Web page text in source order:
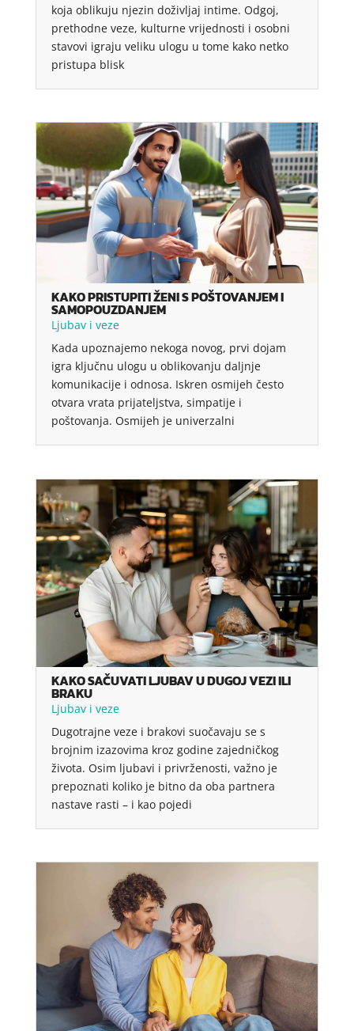
koja oblikuju njezin doživljaj intime. Odgoj,
prethodne veze, kulturne vrijednosti i osobni
stavovi igraju veliku ulogu u tome kako netko
pristupa blisk
KAKO PRISTUPITI ŽENI S POŠTOVANJEM I
SAMOPOUZDANJEM
Ljubav i veze
Kada upoznajemo nekoga novog, prvi dojam
igra ključnu ulogu u oblikovanju daljnje
komunikacije i odnosa. Iskren osmijeh često
otvara vrata prijateljstva, simpatije i
poštovanja. Osmijeh je univerzalni
KAKO SAČUVATI LJUBAV U DUGOJ VEZI ILI
BRAKU
Ljubav i veze
Dugotrajne veze i brakovi suočavaju se s
brojnim izazovima kroz godine zajedničkog
života. Osim ljubavi i privrženosti, važno je
prepoznati koliko je bitno da oba partnera
nastave rasti – i kao pojedi